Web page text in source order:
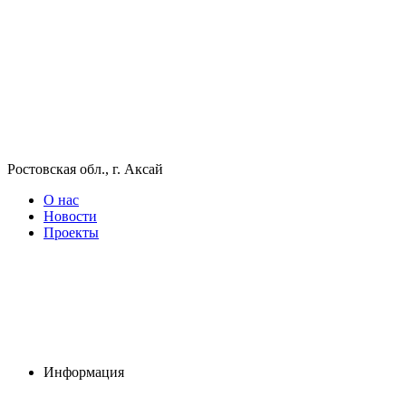
Ростовская обл., г. Аксай
О нас
Новости
Проекты
Информация